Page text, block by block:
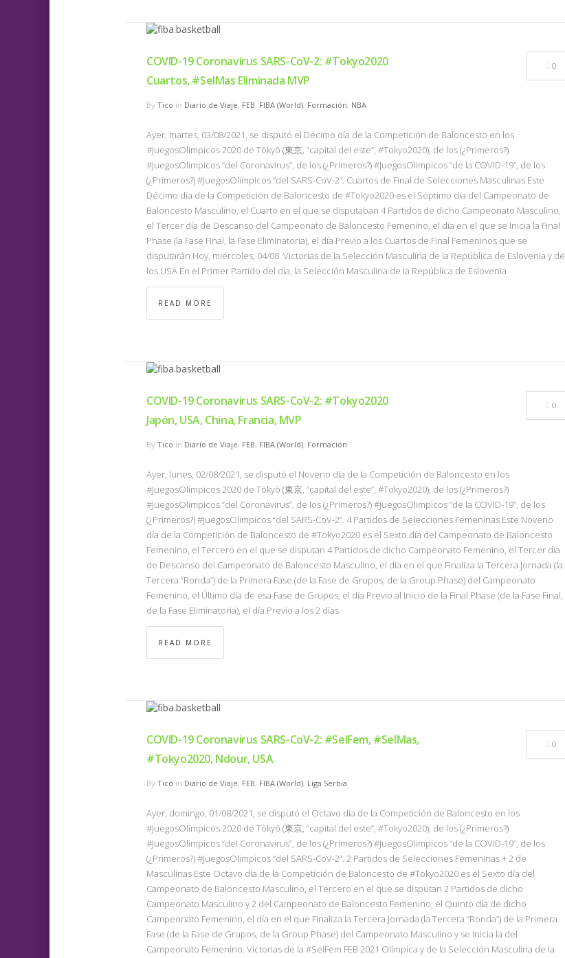
COVID-19 Coronavirus SARS-CoV-2: #Tokyo2020
Cuartos, #SelMas Eliminada MVP
By Tico in Diario de Viaje, FEB, FIBA (World), Formación, NBA
0
Ayer, martes, 03/08/2021, se disputó el Décimo día de la Competición de Baloncesto en los
#JuegosOlimpicos 2020 de Tōkyō (東京, “capital del este”, #Tokyo2020), de los (¿Primeros?)
#JuegosOlimpicos “del Coronavirus”, de los (¿Primeros?) #JuegosOlimpicos “de la COVID-19”, de los
(¿Primeros?) #JuegosOlimpicos “del SARS-CoV-2”. Cuartos de Final de Selecciones Masculinas Este
Décimo día de la Competición de Baloncesto de #Tokyo2020 es el Séptimo día del Campeonato de
Baloncesto Masculino, el Cuarto en el que se disputaban 4 Partidos de dicho Campeonato Masculino,
el Tercer día de Descanso del Campeonato de Baloncesto Femenino, el día en el que se Inicia la Final
Phase (la Fase Final, la Fase Eliminatoria), el día Previo a los Cuartos de Final Femeninos que se
disputarán Hoy, miércoles, 04/08. Victorias de la Selección Masculina de la República de Eslovenia y de
los USA En el Primer Partido del día, la Selección Masculina de la República de Eslovenia
READ MORE
COVID-19 Coronavirus SARS-CoV-2: #Tokyo2020
Japón, USA, China, Francia, MVP
By Tico in Diario de Viaje, FEB, FIBA (World), Formación
0
Ayer, lunes, 02/08/2021, se disputó el Noveno día de la Competición de Baloncesto en los
#JuegosOlimpicos 2020 de Tōkyō (東京, “capital del este”, #Tokyo2020), de los (¿Primeros?)
#JuegosOlimpicos “del Coronavirus”, de los (¿Primeros?) #JuegosOlimpicos “de la COVID-19”, de los
(¿Primeros?) #JuegosOlimpicos “del SARS-CoV-2”. 4 Partidos de Selecciones Femeninas Este Noveno
día de la Competición de Baloncesto de #Tokyo2020 es el Sexto día del Campeonato de Baloncesto
Femenino, el Tercero en el que se disputan 4 Partidos de dicho Campeonato Femenino, el Tercer día
de Descanso del Campeonato de Baloncesto Masculino, el día en el que Finaliza la Tercera Jornada (la
Tercera “Ronda”) de la Primera Fase (de la Fase de Grupos, de la Group Phase) del Campeonato
Femenino, el Último día de esa Fase de Grupos, el día Previo al Inicio de la Final Phase (de la Fase Final,
de la Fase Eliminatoria), el día Previo a los 2 días
READ MORE
COVID-19 Coronavirus SARS-CoV-2: #SelFem, #SelMas,
#Tokyo2020, Ndour, USA
By Tico in Diario de Viaje, FEB, FIBA (World), Liga Serbia
0
Ayer, domingo, 01/08/2021, se disputó el Octavo día de la Competición de Baloncesto en los
#JuegosOlimpicos 2020 de Tōkyō (東京, “capital del este”, #Tokyo2020), de los (¿Primeros?)
#JuegosOlimpicos “del Coronavirus”, de los (¿Primeros?) #JuegosOlimpicos “de la COVID-19”, de los
(¿Primeros?) #JuegosOlimpicos “del SARS-CoV-2”. 2 Partidos de Selecciones Femeninas + 2 de
Masculinas Este Octavo día de la Competición de Baloncesto de #Tokyo2020 es el Sexto día del
Campeonato de Baloncesto Masculino, el Tercero en el que se disputan 2 Partidos de dicho
Campeonato Masculino y 2 del Campeonato de Baloncesto Femenino, el Quinto día de dicho
Campeonato Femenino, el día en el que Finaliza la Tercera Jornada (la Tercera “Ronda”) de la Primera
Fase (de la Fase de Grupos, de la Group Phase) del Campeonato Masculino y se Inicia la del
Campeonato Femenino. Victorias de la #SelFem FEB 2021 Olímpica y de la Selección Masculina de la